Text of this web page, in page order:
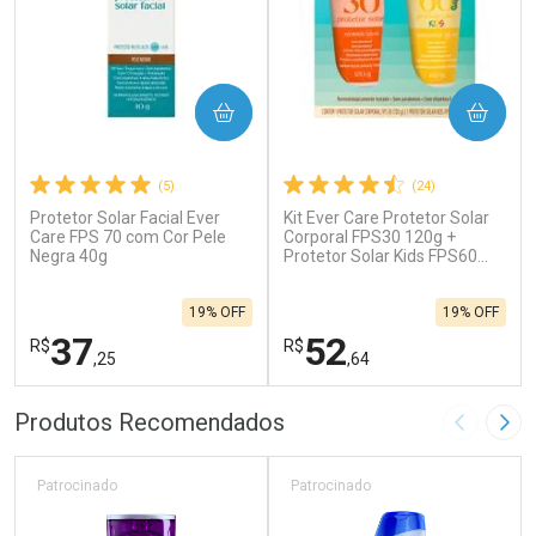
(5)
Protetor Solar Facial Ever
Care FPS 70 com Cor Pele
Negra 40g
R$37,25
19% OFF
COMPRAR
FECHAR
Laboratório
FECHAR
Por Menos
(24)
Kit Ever Care Protetor Solar
Corporal FPS30 120g +
Protetor Solar Kids FPS60
R$52,64
19% OFF
COMPRAR
Laboratório
Por Menos
Produtos Recomendados Imagem
Patrocinado Patrocinado